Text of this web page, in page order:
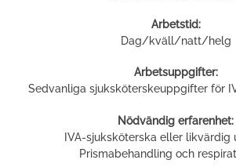
Arbetstid:
Dag/kväll/natt/helg
Arbetsuppgifter:
Sedvanliga sjuksköterskeuppgifter för
Nödvändig erfarenhet:
IVA-sjuksköterska eller likvärdig
Prismabehandling och